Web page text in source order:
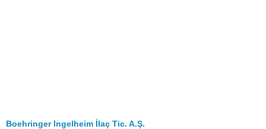
Boehringer Ingelheim İlaç Tic. A.Ş.